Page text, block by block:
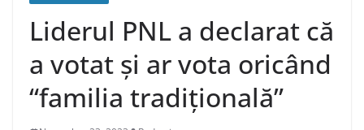
Liderul PNL a declarat că
a votat și ar vota oricând
“familia tradițională”